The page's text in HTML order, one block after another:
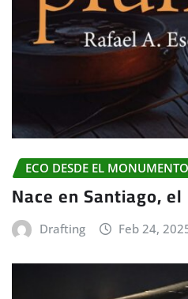
ECO DESDE EL MONUMENTO
Nace en Santiago,
Drafting Feb 24,